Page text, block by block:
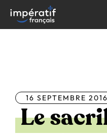
contenu
16 SEPTEMBRE 2016
Le